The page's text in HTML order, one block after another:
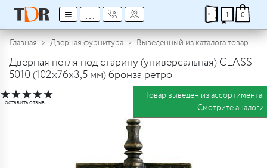
≡ ... 1 0
Главная Дверная фурнитура Выведенный из каталога товар
Дверная петля под старину (универсальная) CLASS
5010 (102x76x3,5 мм) бронза ретро
★★★★★
оставить отзыв
Товар выведен из ассортимента.
Смотрите аналоги